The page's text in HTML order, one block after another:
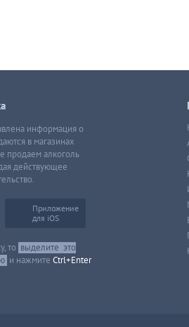
информация о
в магазинах
продаем алкоголь
действующее
Приложение
для iOS
то выделите это
и нажмите Ctrl+Enter